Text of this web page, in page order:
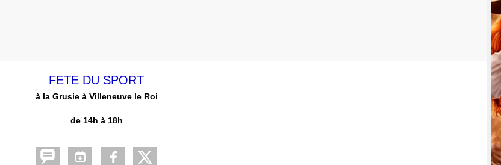
FETE DU SPORT
à la Grusie à Villeneuve le Roi
de 14h à 18h